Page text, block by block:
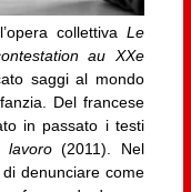
collettiva Le
au XXe
saggi al mondo
Del francese
in passato i testi
lavoro(2011). Nel
denunciare come